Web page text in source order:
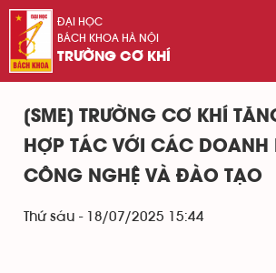
ĐẠI HỌC
BÁCH KHOA HÀ NỘI
TRƯỜNG CƠ KHÍ
[SME] TRƯỜNG CƠ KHÍ
HỢP TÁC VỚI CÁC DOANH
CÔNG NGHỆ VÀ ĐÀO TẠO
Thứ sáu - 18/07/2025 15:44